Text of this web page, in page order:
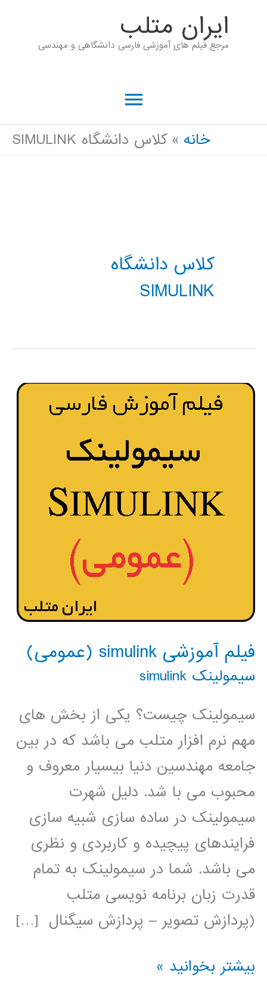
ايران متلب
مرجع فیلم های آموزشی فارسی دانشگاهی و مهندسی
فهرست
اصلی
خانه کلاس دانشگاه SIMULINK
کلاس دانشگاه
SIMULINK
فیلم آموزشی simulink (عمومی)
سیمولینک simulink
سیمولینک چیست؟ یکی از بخش های
مهم نرم افزار متلب می باشد که در بین
جامعه مهندسین دنیا بیسیار معروف و
محبوب می با شد. دلیل شهرت
سیمولینک در ساده سازی شبیه سازی
فرایندهای پیچیده و کاربردی و نظری
می باشد. شما در سیمولینک به تمام
قدرت زبان برنامه نویسی متلب
(پردازش تصویر – پردازش سیگنال […]
فیلم
بیشتر بخوانید »